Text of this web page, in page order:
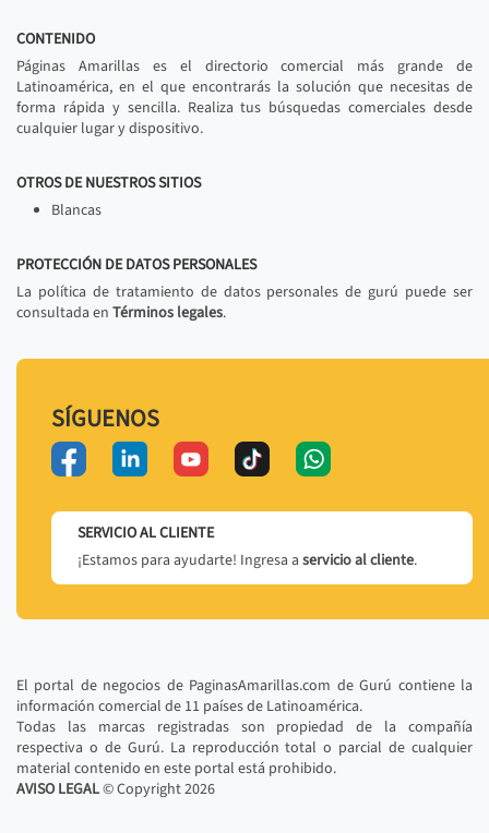
CONTENIDO
Páginas Amarillas es el directorio comercial más grande de
Latinoamérica, en el que encontrarás la solución que necesitas de
forma rápida y sencilla. Realiza tus búsquedas comerciales desde
cualquier lugar y dispositivo.
OTROS DE NUESTROS SITIOS
Blancas
PROTECCIÓN DE DATOS PERSONALES
La política de tratamiento de datos personales de gurú puede ser
consultada en Términos legales.
SÍGUENOS
SERVICIO AL CLIENTE
¡Estamos para ayudarte! Ingresa a servicio al cliente.
El portal de negocios de PaginasAmarillas.com de Gurú contiene la
información comercial de 11 países de Latinoamérica.
Todas las marcas registradas son propiedad de la compañía
respectiva o de Gurú. La reproducción total o parcial de cualquier
material contenido en este portal está prohibido.
AVISO LEGAL© Copyright2026